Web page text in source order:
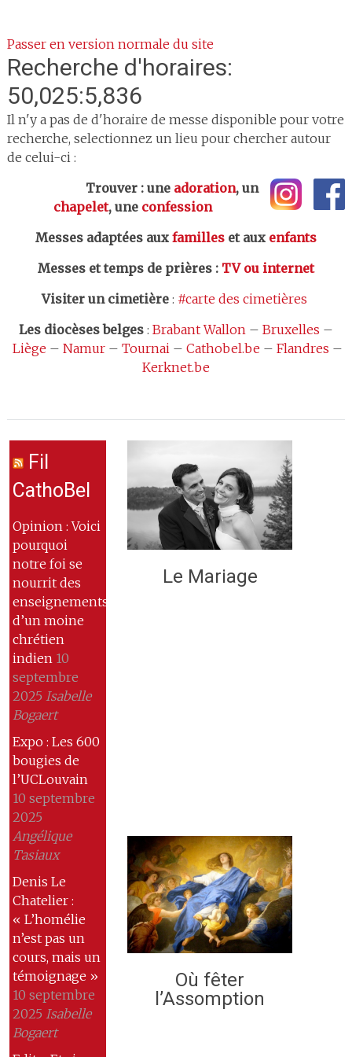
Passer en version normale du site
Recherche d'horaires:
50,025:5,836
Il n'y a pas de d'horaire de messe disponible pour votre
recherche, selectionnez un lieu pour chercher autour
de celui-ci :
Trouver : une adoration, un
chapelet, une confession
Messes adaptées aux familleset aux enfants
Messes et temps de prières: TV ou internet
Visiter un cimetière: #carte des cimetières
Les diocèses belges: Brabant Wallon– Bruxelles –
Liège – Namur– Tournai– Cathobel.be – Flandres –
Kerknet.be
Fil
CathoBel
Opinion : Voici
pourquoi
notre foi se
nourrit des
enseignements
d’un moine
chrétien
indien 10
septembre
2025 Isabelle
Bogaert
Expo : Les 600
bougies de
l’UCLouvain
10 septembre
2025
Angélique
Tasiaux
Denis Le
Chatelier :
« L’homélie
n’est pas un
cours, mais un
témoignage »
10 septembre
2025 Isabelle
Bogaert
Le Mariage
Où fêter
l’Assomption